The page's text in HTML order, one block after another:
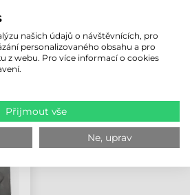
PRODUKTY
našich údajů o návštěvnících, pro
personalizovaného obsahu a pro
z webu. Pro více informací o cookies
Přijmout vše
Ne, uprav